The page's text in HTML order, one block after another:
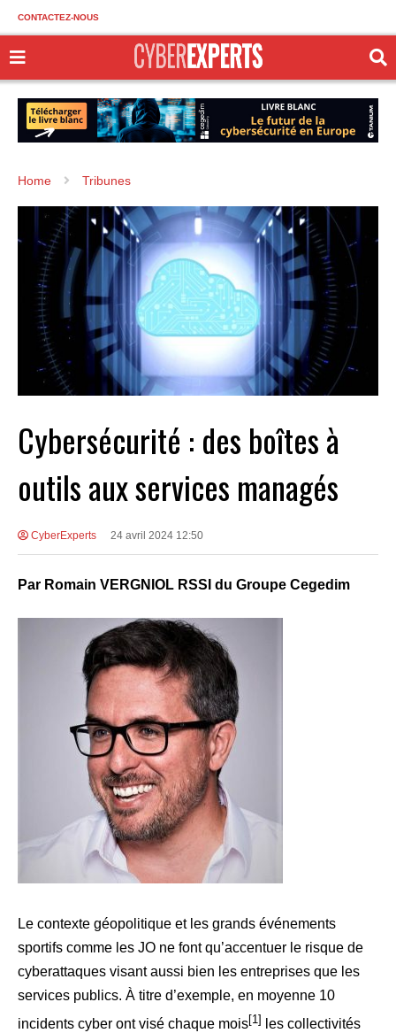
CONTACTEZ-NOUS
Home Tribunes
Cybersécurité : des boîtes à
outils aux services managés
CyberExperts 24 avril 2024 12:50
Par Romain VERGNIOL RSSI du Groupe Cegedim
Le contexte géopolitique et les grands événements
sportifs comme les JO ne font qu’accentuer le risque de
cyberattaques visant aussi bien les entreprises que les
services publics. À titre d’exemple, en moyenne 10
incidents cyber ont visé chaque mois[1]
les collectivités